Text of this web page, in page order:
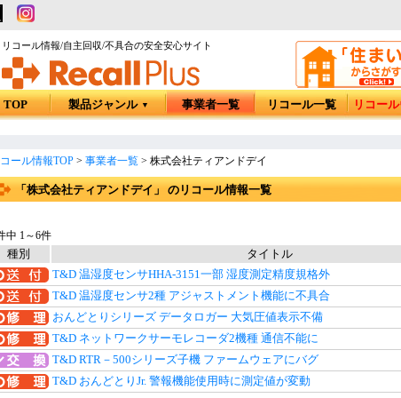
リコール情報/自主回収/不具合の安全安心サイト
TOP 製品ジャンル ▼ 事業者一覧 リコール一覧 リコー
ール情報TOP> 事業者一覧> 株式会社ティアンドデイ
「株式会社ティアンドデイ」 のリコール情報一覧
中 1～6件
種別 タイトル
T&D 温湿度センサHHA-3151一部 湿度測定精度規格外
T&D 温湿度センサ2種 アジャストメント機能に不具合
おんどとりシリーズ データロガー 大気圧値表示不備
T&D ネットワークサーモレコーダ2機種 通信不能に
T&D RTR－500シリーズ子機 ファームウェアにバグ
T&D おんどとりJr. 警報機能使用時に測定値が変動